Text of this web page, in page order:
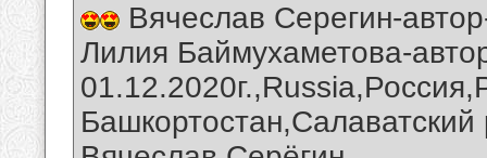
Вячеслав Серегин-
Лилия Баймухаметова-